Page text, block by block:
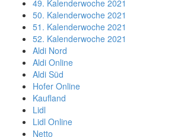
49. Kalenderwoche 2021
50. Kalenderwoche 2021
51. Kalenderwoche 2021
52. Kalenderwoche 2021
Aldi Nord
Aldi Online
Aldi Süd
Hofer Online
Kaufland
Lidl
Lidl Online
Netto